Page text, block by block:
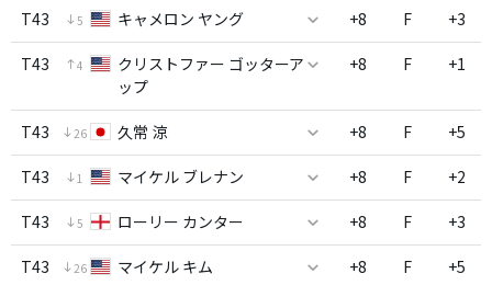
T43 5 キャメロン ヤング +8 F +3
T43 4
クリストファー ゴッターア
ップ
+8 F +1
T43 26 久常 涼 +8 F +5
T43 1 マイケル ブレナン +8 F +2
T43 5 ローリー カンター +8 F +3
T43 26 マイケル キム +8 F +5